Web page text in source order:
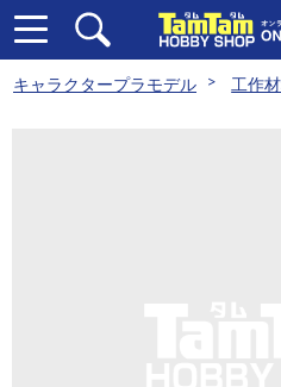
キャラクタープラモデル 工作